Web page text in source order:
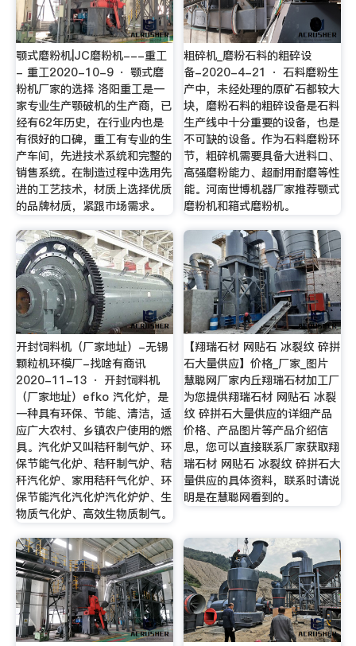
颚式磨粉机|JC磨粉机---重工
- 重工2020-10-9 · 颚式磨
粉机厂家的选择 洛阳重工是一
家专业生产颚破机的生产商，已
经有62年历史，在行业内也是
有很好的口碑，重工有专业的生
产车间，先进技术系统和完整的
销售系统。在制造过程中选用先
进的工艺技术，材质上选择优质
的品牌材质，紧跟市场需求。
粗碎机_磨粉石料的粗碎设
备-2020-4-21 · 石料磨粉生
产中，未经处理的原矿石都较大
块，磨粉石料的粗碎设备是石料
生产线中十分重要的设备，也是
不可缺的设备。作为石料磨粉环
节，粗碎机需要具备大进料口、
高强磨粉能力、超耐用耐磨等性
能。河南世博机器厂家推荐颚式
磨粉机和箱式磨粉机。
开封饲料机（厂家地址）-无锡
颗粒机环模厂-找啥有商讯
2020-11-13 · 开封饲料机
（厂家地址）efko 汽化炉，是
一种具有环保、节能、清洁，适
应广大农村、乡镇农户使用的燃
具。汽化炉又叫秸秆制气炉、环
保节能气化炉、秸秆制气炉、秸
秆汽化炉、家用秸秆气化炉、环
保节能汽化汽化炉汽化炉炉、生
物质气化炉、高效生物质制气。
【翔瑞石材 网贴石 冰裂纹 碎拼
石大量供应】价格_厂家_图片
慧聪网厂家内丘翔瑞石材加工厂
为您提供翔瑞石材 网贴石 冰裂
纹 碎拼石大量供应的详细产品
价格、产品图片等产品介绍信
息，您可以直接联系厂家获取翔
瑞石材 网贴石 冰裂纹 碎拼石大
量供应的具体资料，联系时请说
明是在慧聪网看到的。